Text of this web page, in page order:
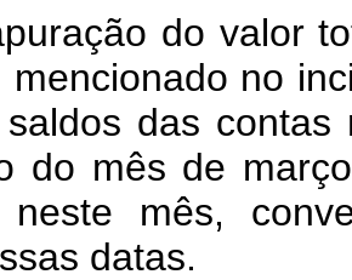
do valor
mencionado no
das
do mês de
neste mês,
datas.